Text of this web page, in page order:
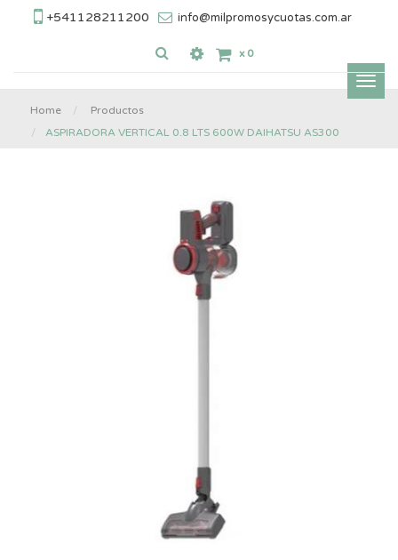
+541128211200 info@milpromosycuotas.com.ar
x 0
Home
Productos
ASPIRADORA VERTICAL 0.8 LTS 600W DAIHATSU AS300